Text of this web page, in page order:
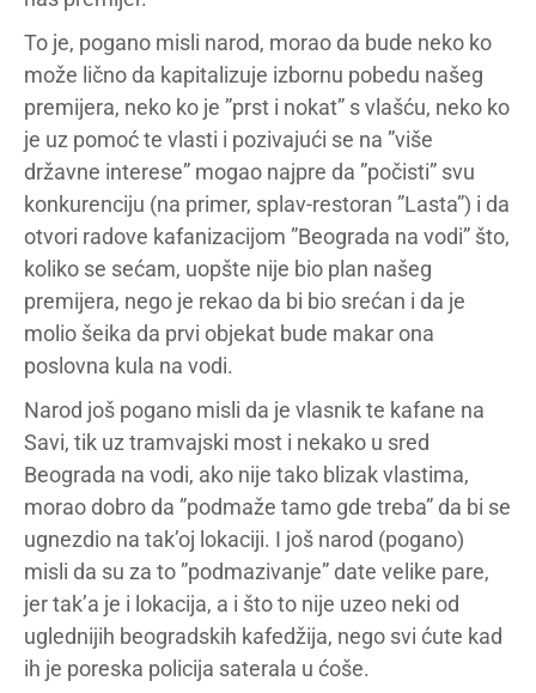
To je, pogano misli narod, morao da bude neko ko
može lično da kapitalizuje izbornu pobedu našeg
premijera, neko ko je ”prst i nokat” s vlašću, neko ko
je uz pomoć te vlasti i pozivajući se na ”više
državne interese” mogao najpre da ”počisti” svu
konkurenciju (na primer, splav-restoran ”Lasta”) i da
otvori radove kafanizacijom ”Beograda na vodi” što,
koliko se sećam, uopšte nije bio plan našeg
premijera, nego je rekao da bi bio srećan i da je
molio šeika da prvi objekat bude makar ona
poslovna kula na vodi.
Narod još pogano misli da je vlasnik te kafane na
Savi, tik uz tramvajski most i nekako u sred
Beograda na vodi, ako nije tako blizak vlastima,
morao dobro da ”podmaže tamo gde treba” da bi se
ugnezdio na tak’oj lokaciji. I još narod (pogano)
misli da su za to ”podmazivanje” date velike pare,
jer tak’a je i lokacija, a i što to nije uzeo neki od
uglednijih beogradskih kafedžija, nego svi ćute kad
ih je poreska policija saterala u ćoše.